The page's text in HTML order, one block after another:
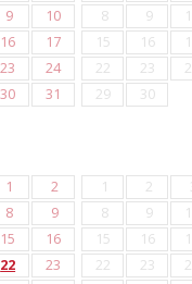
9
10
16
17
23
24
30 31
8
9
15
16
22
23
29
30
1
2
8
9
15
16
22
23
1
2
8
9
15
16
22
23